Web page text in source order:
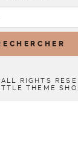
RIGHTS
THEME